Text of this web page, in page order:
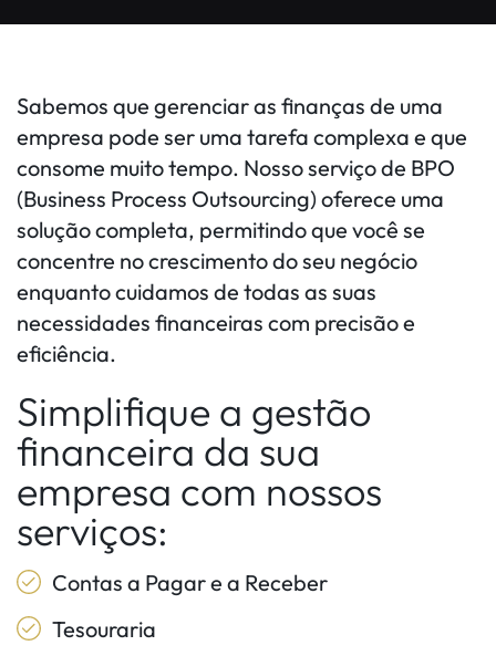
Sabemos que gerenciar as finanças de uma
empresa pode ser uma tarefa complexa e que
consome muito tempo. Nosso serviço de BPO
(Business Process Outsourcing) oferece uma
solução completa, permitindo que você se
concentre no crescimento do seu negócio
enquanto cuidamos de todas as suas
necessidades financeiras com precisão e
eficiência.
Simplifique a gestão
financeira da sua
empresa com nossos
serviços:
Contas a Pagar e a Receber
Tesouraria